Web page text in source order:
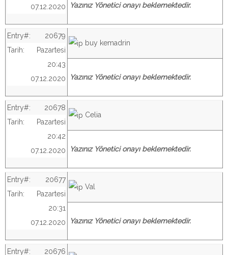
07.12.2020
Yazınız Yönetici onayı beklemektedir.
Entry#:
20679
Tarih:
Pazartesi
20:43
07.12.2020
buy kemadrin
Yazınız Yönetici onayı beklemektedir.
Entry#:
20678
Tarih:
Pazartesi
20:42
07.12.2020
Celia
Yazınız Yönetici onayı beklemektedir.
Entry#:
20677
Tarih:
Pazartesi
20:31
07.12.2020
Val
Yazınız Yönetici onayı beklemektedir.
Entry#:
20676